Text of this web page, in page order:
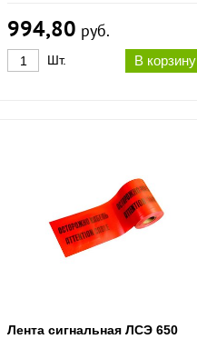
994,80 руб.
В корзину
Шт.
Лента сигнальная ЛСЭ 650